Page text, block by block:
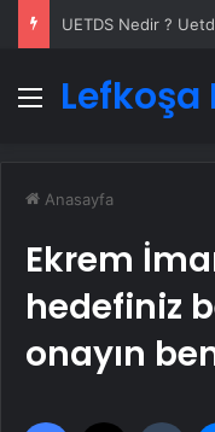
Menü
Lefkoşa
Anasayfa
Ekrem
hedefiniz
onayın
Facebook